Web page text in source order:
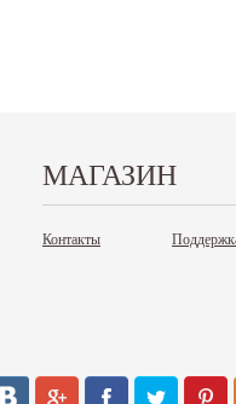
МАГАЗИН
Контакты